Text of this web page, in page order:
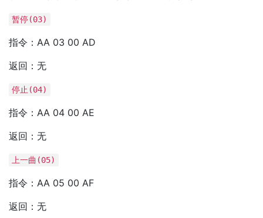
暂停(03)
指令：AA 03 00 AD
返回：无
停止(04)
指令：AA 04 00 AE
返回：无
上一曲(05)
指令：AA 05 00 AF
返回：无